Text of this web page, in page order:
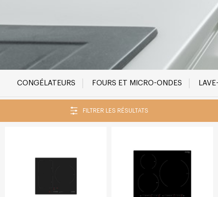
CONGÉLATEURS FOURS ET MICRO-ONDES
FILTRER LES RÉSULTATS